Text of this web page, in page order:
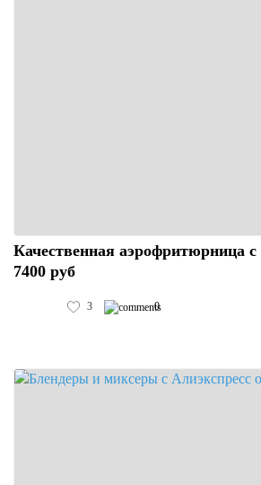
Качественная аэрофритюрница с
7400 руб
3 0